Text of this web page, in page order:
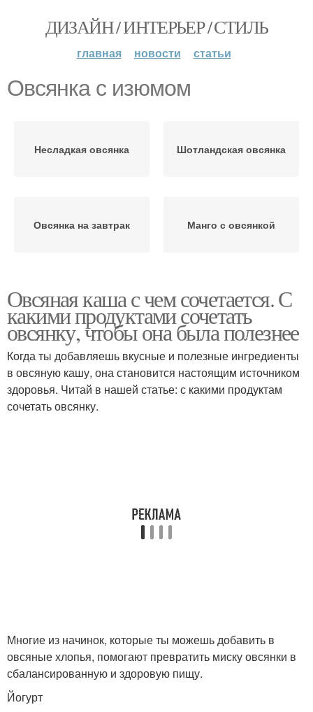
ДИЗАЙН / ИНТЕРЬЕР / СТИЛЬ
главная новости статьи
Овсянка с изюмом
Несладкая овсянка Шотландская овсянка
Овсянка на завтрак Манго с овсянкой
Овсяная каша с чем сочетается. С
какими продуктами сочетать
овсянку, чтобы она была полезнее
Когда ты добавляешь вкусные и полезные ингредиенты
в овсяную кашу, она становится настоящим источником
здоровья. Читай в нашей статье: с какими продуктам
сочетать овсянку.
Многие из начинок, которые ты можешь добавить в
овсяные хлопья, помогают превратить миску овсянки в
сбалансированную и здоровую пищу.
Йогурт